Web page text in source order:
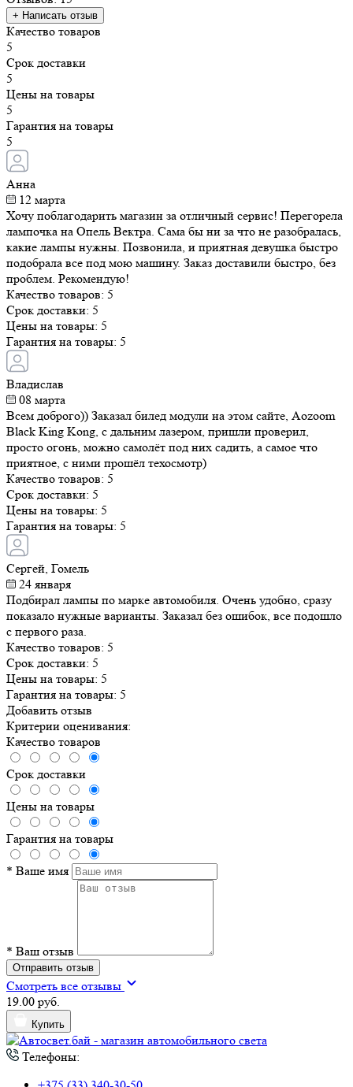
Срок доставки
Цены на товары
Гарантия на товары
Анна
12 марта
Хочу поблагодарить магазин за отличный сервис! Перегорела
лампочка на Опель Вектра. Сама бы ни за что не разобралась,
какие лампы нужны. Позвонила, и приятная девушка быстро
подобрала все под мою машину. Заказ доставили быстро, без
проблем. Рекомендую!
Качество товаров:5
Срок доставки: 5
Цены на товары:5
Гарантия на товары:5
Владислав
08 марта
Всем доброго)) Заказал билед модули на этом сайте, Aozoom
Black King Kong, с дальним лазером, пришли проверил, просто
огонь, можно самолёт под них садить, а самое что приятное, с
ними прошёл техосмотр)
Качество товаров: 5
Срок доставки: 5
Цены на товары:5
Гарантия на товары:5
Сергей, Гомель
24 января
Подбирал лампы по марке автомобиля. Очень удобно, сразу
показало нужные варианты. Заказал без ошибок, все подошло с
первого раза.
Качество товаров:5
Срок доставки:5
Цены на товары:
Гарантия на товары:5
Добавить отзыв
Критерии оценивания:
Качество товаров
Срок доставки
Цены на товары
Гарантия на товары
Ваше имя
19.00 руб.
Купить
Телефоны:
+375 (33) 340-30-50
E-mail
zakaz@avtosvet.by